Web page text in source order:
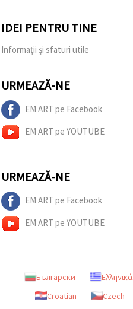
IDEI PENTRU TINE
Informații și sfaturi utile
URMEAZĂ-NE
EM ART pe Facebook
EM ART pe YOUTUBE
URMEAZĂ-NE
EM ART pe Facebook
EM ART pe YOUTUBE
Български Ελληνικά
Croatian
Czech